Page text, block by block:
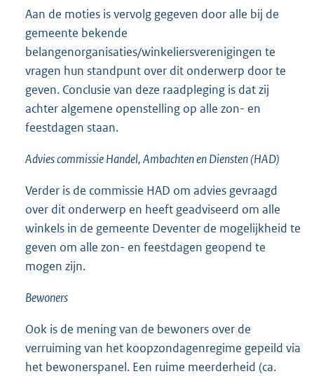
Aan de moties is vervolg gegeven door alle bij de
gemeente bekende
belangenorganisaties/winkeliersverenigingen te
vragen hun standpunt over dit onderwerp door te
geven. Conclusie van deze raadpleging is dat zij
achter algemene openstelling op alle zon- en
feestdagen staan.
Advies commissie Handel, Ambachten en Diensten (HAD)
Verder is de commissie HAD om advies gevraagd
over dit onderwerp en heeft geadviseerd om alle
winkels in de gemeente Deventer de mogelijkheid te
geven om alle zon- en feestdagen geopend te
mogen zijn.
Bewoners
Ook is de mening van de bewoners over de
verruiming van het koopzondagenregime gepeild via
het bewonerspanel. Een ruime meerderheid (ca.